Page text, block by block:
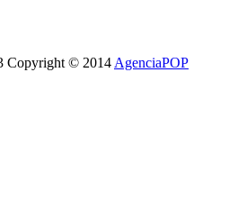
Copyright © 2014 AgenciaPOP